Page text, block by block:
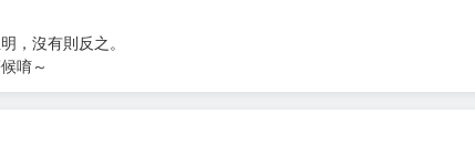
請務必小心，避免受騙！】